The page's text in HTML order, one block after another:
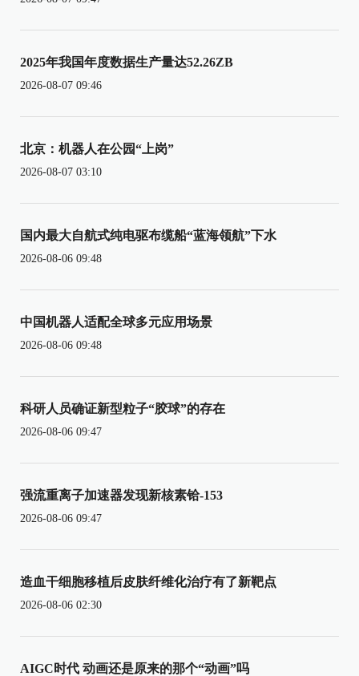
2025年我国年度数据生产量达52.26ZB
2026-08-07 09:46
北京：机器人在公园“上岗”
2026-08-07 03:10
国内最大自航式纯电驱布缆船“蓝海领航”下水
2026-08-06 09:48
中国机器人适配全球多元应用场景
2026-08-06 09:48
科研人员确证新型粒子“胶球”的存在
2026-08-06 09:47
强流重离子加速器发现新核素铪-153
2026-08-06 09:47
造血干细胞移植后皮肤纤维化治疗有了新靶点
2026-08-06 02:30
AIGC时代 动画还是原来的那个“动画”吗